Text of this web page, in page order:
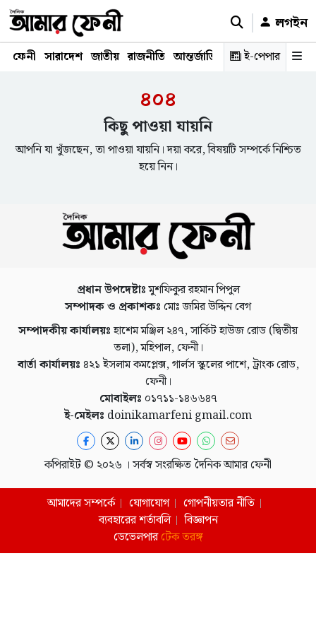
লগইন
ফেনী সারাদেশ জাতীয় রাজনীতি আন্তর্জাতিক অর্থনীতি
ই-পেপার
৪০৪
কিছু পাওয়া যায়নি
আপনি যা খুঁজছেন, তা পাওয়া যায়নি। দয়া করে, বিষয়টি সম্পর্কে নিশ্চিত
হয়ে নিন।
প্রধান উপদেষ্টাঃমুশফিকুর রহমান পিপুল
সম্পাদক ও প্রকাশকঃ মোঃ জমির উদ্দিন বেগ
সম্পাদকীয় কার্যালয়ঃহাশেম মঞ্জিল ২৪৭, সার্কিট হাউজ রোড (দ্বিতীয়
তলা), মহিপাল, ফেনী।
বার্তা কার্যালয়ঃ ৪২১ ইসলাম কমপ্লেক্স, গার্লস স্কুলের পাশে, ট্রাংক রোড,
ফেনী।
মোবাইলঃ ০১৭১১-১৪৬৬৪৭
ই-মেইলঃ doinikamarfeni gmail.com
কপিরাইট © ২০২৬ । সর্বস্ব সংরক্ষিত দৈনিক আমার ফেনী
আমাদের সম্পর্কে যোগাযোগ
গোপনীয়তার নীতি
ব্যবহারের শর্তাবলি
বিজ্ঞাপন
ডেভেলপারটেক তরঙ্গ